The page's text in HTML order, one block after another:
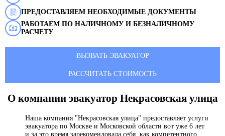
ПРЕДОСТАВЛЯЕМ НЕОБХОДИМЫЕ ДОКУМЕНТЫ
РАБОТАЕМ ПО НАЛИЧНОМУ И БЕЗНАЛИЧНОМУ
РАСЧЕТУ
ВЫЗВАТЬ ЭВАКУАТОР
РАССЧИТАТЬ СТОИМОСТЬ
О компании эвакуатор Некрасовская улица
Наша компания "Некрасовская улица" предоставляет услуги
эвакуатора по Москве и Московской области вот уже 6 лет
и за это время зарекомендовала себя, как компетентного